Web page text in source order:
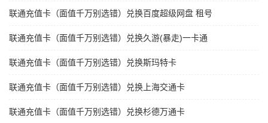
联通充值卡（面值千万别选错）兑换百度超级网盘 租号
联通充值卡（面值千万别选错）兑换久游(暴走)一卡通
联通充值卡（面值千万别选错）兑换斯玛特卡
联通充值卡（面值千万别选错）兑换上海交通卡
联通充值卡（面值千万别选错）兑换杉德万通卡